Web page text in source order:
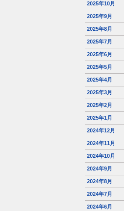
2025年10月
2025年9月
2025年8月
2025年7月
2025年6月
2025年5月
2025年4月
2025年3月
2025年2月
2025年1月
2024年12月
2024年11月
2024年10月
2024年9月
2024年8月
2024年7月
2024年6月